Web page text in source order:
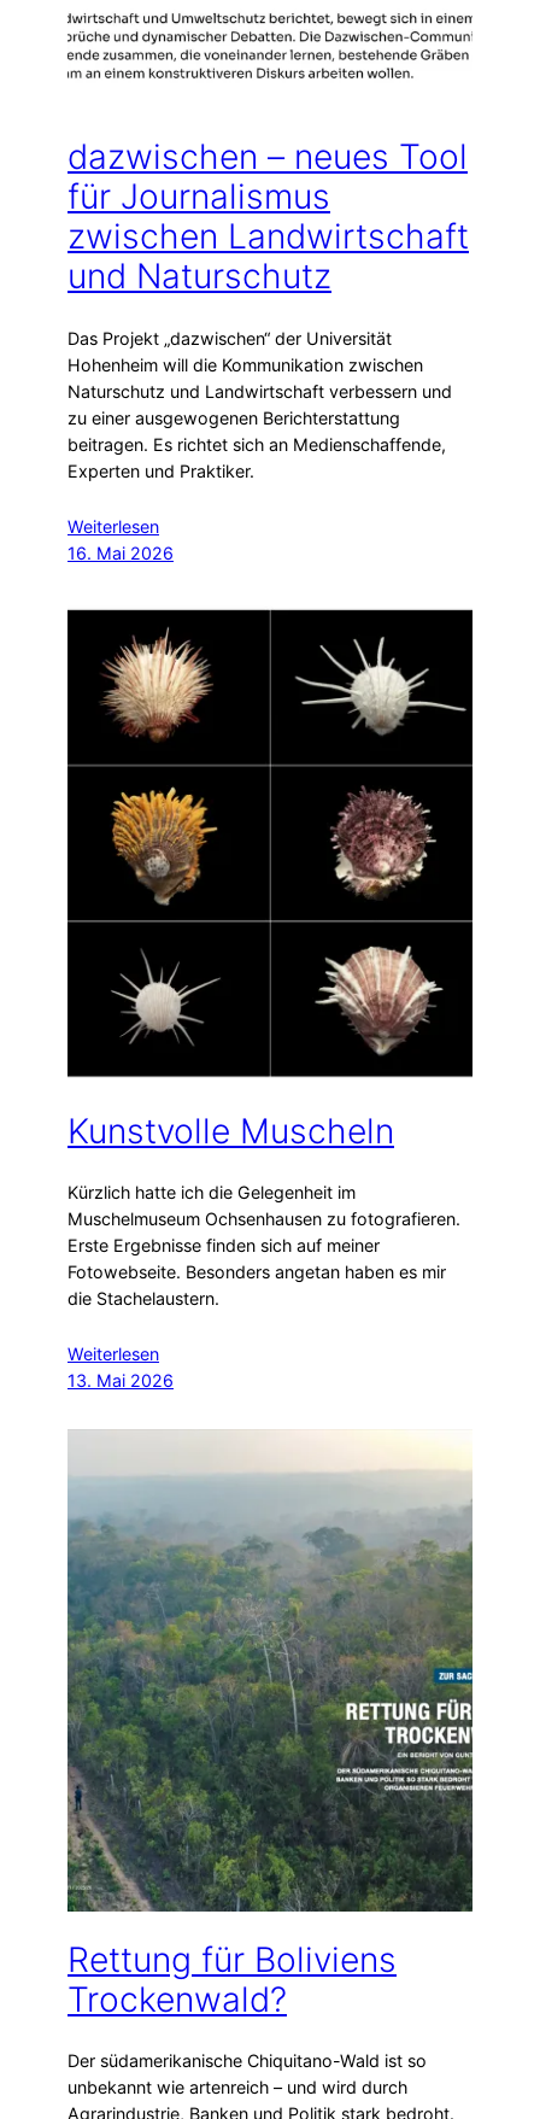
dazwischen – neues Tool
für Journalismus
zwischen Landwirtschaft
und Naturschutz
Das Projekt „dazwischen“ der Universität
Hohenheim will die Kommunikation zwischen
Naturschutz und Landwirtschaft verbessern und
zu einer ausgewogenen Berichterstattung
beitragen. Es richtet sich an Medienschaffende,
Experten und Praktiker.
Weiterlesen
16. Mai 2026
Kunstvolle Muscheln
Kürzlich hatte ich die Gelegenheit im
Muschelmuseum Ochsenhausen zu fotografieren.
Erste Ergebnisse finden sich auf meiner
Fotowebseite. Besonders angetan haben es mir
die Stachelaustern.
Weiterlesen
13. Mai 2026
Rettung für Boliviens
Trockenwald?
Der südamerikanische Chiquitano-Wald ist so
unbekannt wie artenreich – und wird durch
Agrarindustrie, Banken und Politik stark bedroht.